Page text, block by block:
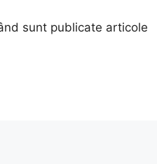
sunt publicate articole